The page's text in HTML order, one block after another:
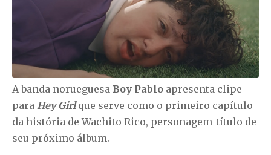
A banda norueguesa Boy Pablo apresenta clipe
para Hey Girlque serve como o primeiro capítulo
da história de Wachito Rico, personagem-título de
seu próximo álbum.